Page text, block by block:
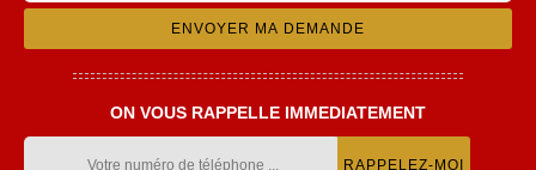
ON VOUS RAPPELLE IMMEDIATEMENT